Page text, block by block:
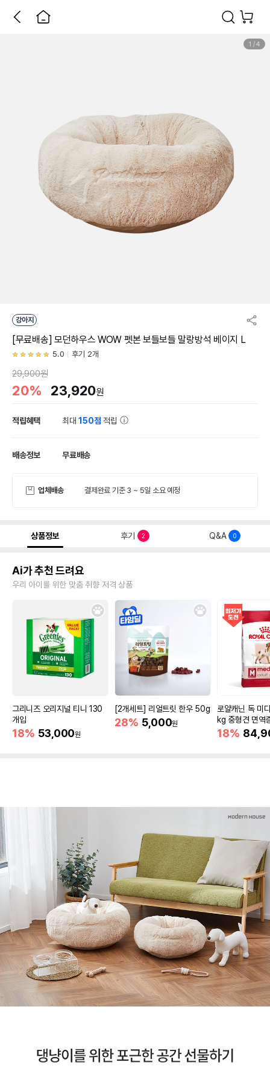
1 /4
강아지
[무료배송] 모던하우스 WOW 펫본 보들보들 말랑방석 베이지 L
5.0 후기 2개
29,900원
20% 23,920원
적립혜택 최대150점 적립
배송정보 무료배송
업체배송 결제완료 기준 3 ~ 5일 소요 예정
상품정보 후기 2 Q&A 0
Ai가 추천 드려요
우리 아이를 위한 맞춤 취향 저격 상품
그리니즈 오리지널 티니 130
개입
18% 53,000원
[2개세트] 리얼트릿 한우 50g
28% 5,000원
로얄캐닌 독 미
kg 중형견 면역
18%